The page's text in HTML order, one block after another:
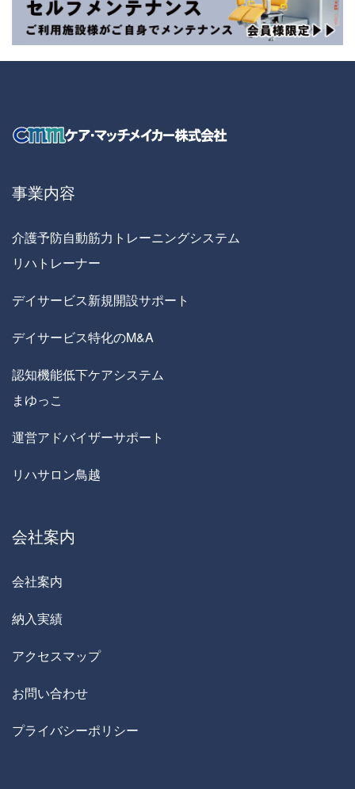
事業内容
介護予防自動筋力トレーニングシステム
リハトレーナー
デイサービス新規開設サポート
デイサービス特化のM&A
認知機能低下ケアシステム
まゆっこ
運営アドバイザーサポート
リハサロン鳥越
会社案内
会社案内
納入実績
アクセスマップ
お問い合わせ
プライバシーポリシー